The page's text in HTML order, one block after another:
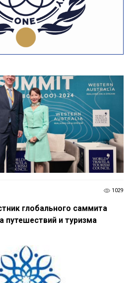
1029
глобального саммита
путешествий и туризма